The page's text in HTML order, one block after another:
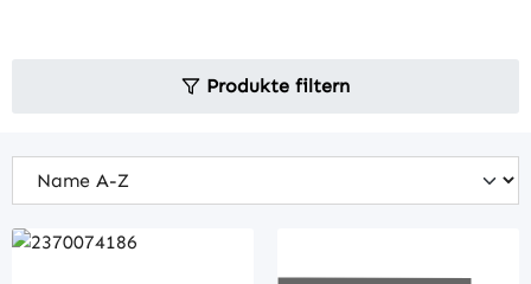
Produkte filtern